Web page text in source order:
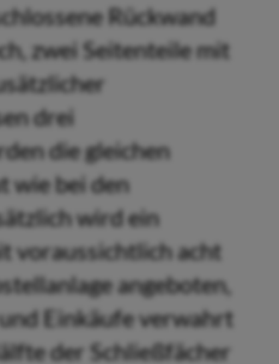
Rückwand
zwei Seitenteile mit
drei
die gleichen
wie bei den
wird ein
voraussichtlich acht
angeboten,
Einkäufe verwahrt
der Schließfächer